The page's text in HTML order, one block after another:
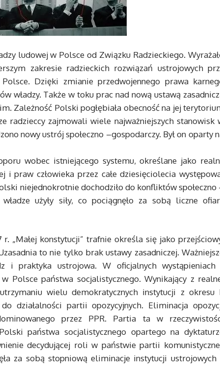
ludowej w Polsce od Związku Radzieckiego.
zakresie radzieckich rozwiązań ustrojowych
Dzięki zmianie przedwojennego prawa
władzy. Także w toku prac nad nową ustawą
Zależność Polski pogłębiała obecność na jej
radzieccy zajmowali wiele najważniejszych stanowisk
nowy ustrój społeczno –gospodarczy. Był on oparty
wobec istniejącego systemu, określane jako
praw człowieka przez całe dziesięciolecia
niejednokrotnie dochodziło do konfliktów społeczno
użyły siły, co pociągnęło za sobą liczne
„Małej konstytucji” trafnie określa się jako
to nie tylko brak ustawy zasadniczej.
i praktyka ustrojowa. W oficjalnych
Polsce państwa socjalistycznego. Wynikający z
wielu demokratycznych instytucji z okresu
działalności partii opozycyjnych. Eliminacja
przez PPR. Partia ta w
państwa socjalistycznego opartego na
decydującej roli w państwie partii
za sobą stopniową eliminacje instytucji ustrojowych